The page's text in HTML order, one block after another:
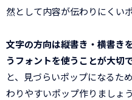
然として内容が伝わりにくい
文字の方向は縦書き・横書き
うフォントを使うことが大切
と、見づらいポップになるた
わりやすいポップ作りましょう